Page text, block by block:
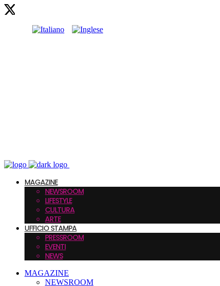
MAGAZINE
NEWSROOM
LIFESTYLE
CULTURA
ARTE
UFFICIO STAMPA
PRESSROOM
EVENTI
NEWS
MAGAZINE
NEWSROOM